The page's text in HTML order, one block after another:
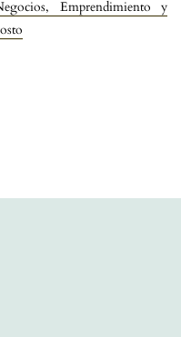
Emprendimiento y